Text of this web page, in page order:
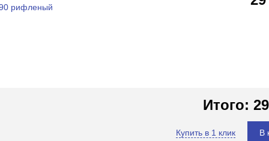
рифленый
Итого:
Купить в 1 клик В